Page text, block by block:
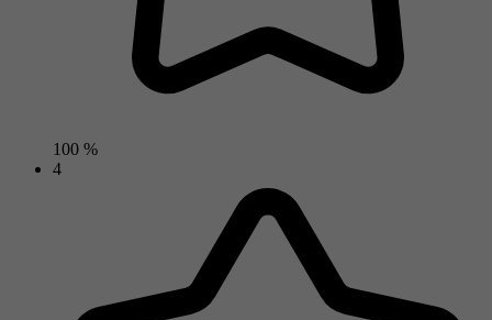
100 %
4